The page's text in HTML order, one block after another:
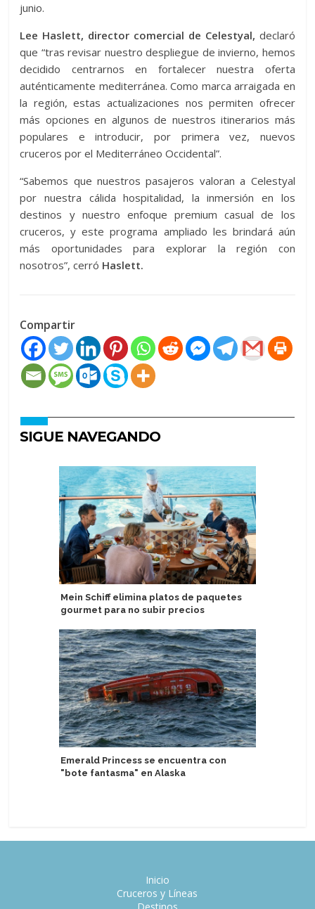
junio.
Lee Haslett, director comercial de Celestyal, declaró
que “tras revisar nuestro despliegue de invierno, hemos
decidido centrarnos en fortalecer nuestra oferta
auténticamente mediterránea. Como marca arraigada en
la región, estas actualizaciones nos permiten ofrecer
más opciones en algunos de nuestros itinerarios más
populares e introducir, por primera vez, nuevos
cruceros por el Mediterráneo Occidental”.
“Sabemos que nuestros pasajeros valoran a Celestyal
por nuestra cálida hospitalidad, la inmersión en los
destinos y nuestro enfoque premium casual de los
cruceros, y este programa ampliado les brindará aún
más oportunidades para explorar la región con
nosotros”, cerró Haslett.
Compartir
SIGUE NAVEGANDO
Mein Schiff elimina platos de paquetes
gourmet para no subir precios
Emerald Princess se encuentra con
"bote fantasma" en Alaska
Inicio
Cruceros y Líneas